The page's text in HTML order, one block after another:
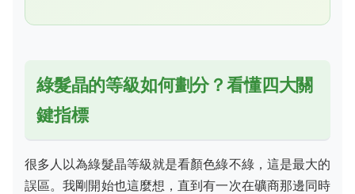
綠髮晶的等級如何劃分？看懂四大關
鍵指標
很多人以為綠髮晶等級就是看顏色綠不綠，這是最大的
誤區。我剛開始也這麼想，直到有一次在礦商那邊同時